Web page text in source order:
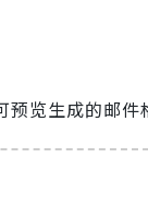
览生成的邮件